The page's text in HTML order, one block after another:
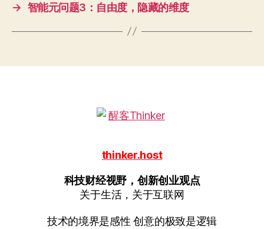
→ 智能元问题3：自由度，隐藏的维度
thinker.host
科技财经视野，创新创业观点
关于生活，关于互联网
技术的境界是感性 创意的极致是逻辑